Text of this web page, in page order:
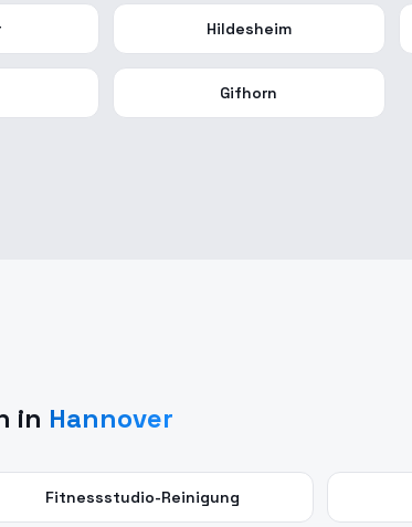
Hildesheim
Gifhorn
in Hannover
Fitnessstudio-Reinigung